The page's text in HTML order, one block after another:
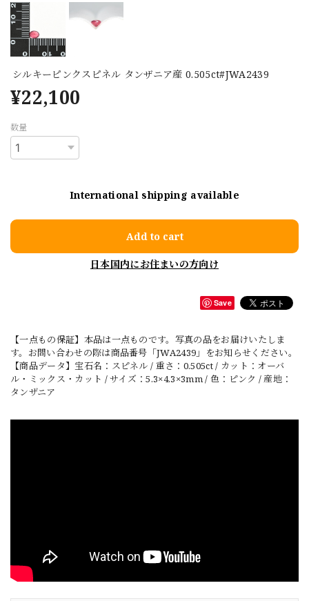
シルキーピンクスピネル タンザニア産 0.505ct#JWA2439
¥22,100
数量
International shipping available
Add to cart
日本国内にお住まいの方向け
Save
【一点もの保証】本品は一点ものです。写真の品をお届けいたしま
す。お問い合わせの際は商品番号「JWA2439」をお知らせください。
【商品データ】宝石名：スピネル / 重さ：0.505ct / カット：オーバ
ル・ミックス・カット / サイズ：5.3×4.3×3mm / 色：ピンク / 産地：
タンザニア